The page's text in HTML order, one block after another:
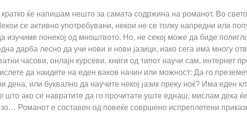
ќе напишам нешто за самата содржина на романот. Во
се активно употребувани, некои не се толку напредни или
изучиме понекој од мноштвото. Но, не секој може да биде
дарба лесно да учи нови и нови јазици, иако сега има многу
часови, онлајн курсеви, книги од типот научи сам, интернет
да наидете на еден ваков начин или можност: Да го
дена, или буквално да научите некој јазик преку ноќ? Има еден
ако се навратите да го прочитате уште еднаш, мислам дека ќе
Романот е составен од повеќе совршено испреплетени